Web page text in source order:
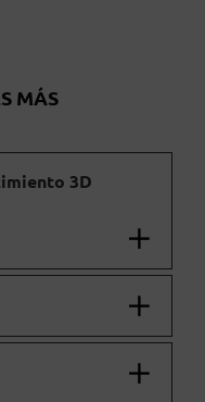
MÁS
3D